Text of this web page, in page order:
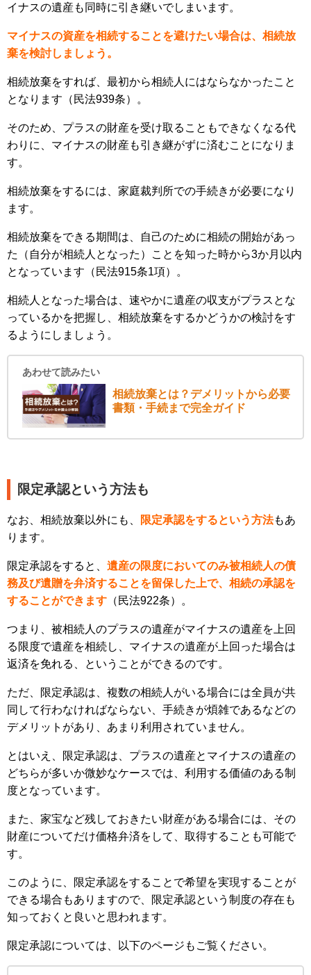
イナスの遺産も同時に引き継いでしまいます。
マイナスの資産を相続することを避けたい場合は、相続放
棄を検討しましょう。
相続放棄をすれば、最初から相続人にはならなかったこと
となります（民法939条）。
そのため、プラスの財産を受け取ることもできなくなる代
わりに、マイナスの財産も引き継がずに済むことになりま
す。
相続放棄をするには、家庭裁判所での手続きが必要になり
ます。
相続放棄をできる期間は、自己のために相続の開始があっ
た（自分が相続人となった）ことを知った時から3か月以内
となっています（民法915条1項）。
相続人となった場合は、速やかに遺産の収支がプラスとな
っているかを把握し、相続放棄をするかどうかの検討をす
るようにしましょう。
あわせて読みたい
相続放棄とは？デメリットから必要
書類・手続まで完全ガイド
限定承認という方法も
なお、相続放棄以外にも、 限定承認をするという方法もあ
ります。
限定承認をすると、 遺産の限度においてのみ被相続人の債
務及び遺贈を弁済することを留保した上で、相続の承認を
することができます （民法922条）。
つまり、被相続人のプラスの遺産がマイナスの遺産を上回
る限度で遺産を相続し、マイナスの遺産が上回った場合は
返済を免れる、ということができるのです。
ただ、限定承認は、複数の相続人がいる場合には全員が共
同して行わなければならない、手続きが煩雑であるなどの
デメリットがあり、あまり利用されていません。
とはいえ、限定承認は、プラスの遺産とマイナスの遺産の
どちらが多いか微妙なケースでは、利用する価値のある制
度となっています。
また、家宝など残しておきたい財産がある場合には、その
財産についてだけ価格弁済をして、取得することも可能で
す。
このように、限定承認をすることで希望を実現することが
できる場合もありますので、限定承認という制度の存在も
知っておくと良いと思われます。
限定承認については、以下のページもご覧ください。